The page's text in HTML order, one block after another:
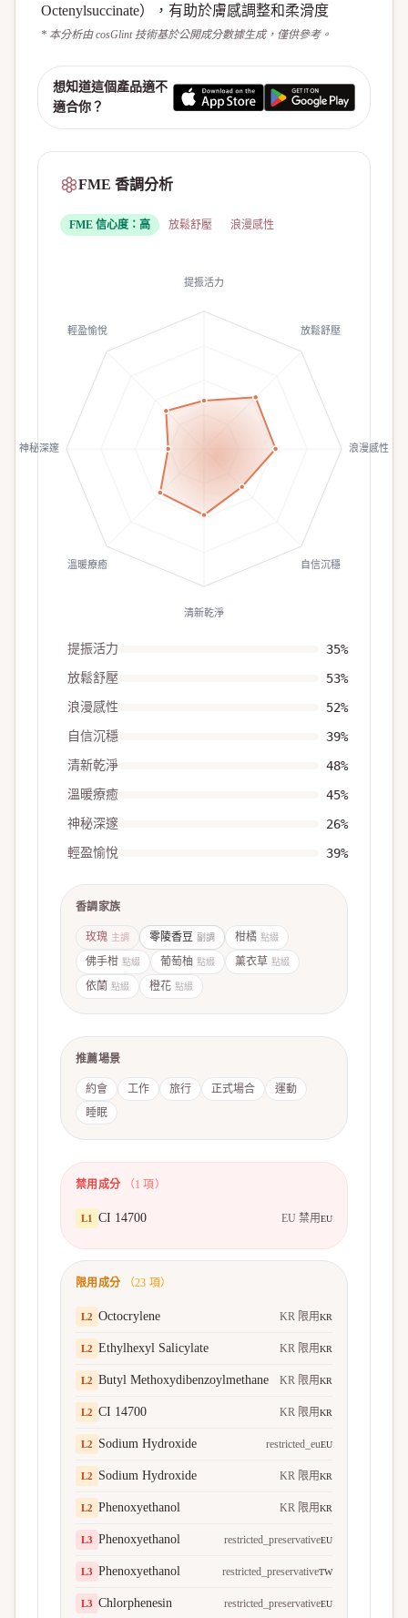
Octenylsuccinate），有助於膚感調整和柔滑度
* 本分析由 cosGlint 技術基於公開成分數據生成，僅供參考。
想知道這個產品適不
適合你？
FME 香調分析
FME 信心度： 高 放鬆舒壓 浪漫感性
提振活力
放鬆舒壓
浪漫感性
自信沉穩
清新乾淨
溫暖療癒
神秘深邃
輕盈愉悅
提振活力 35%
放鬆舒壓 53%
浪漫感性 52%
自信沉穩 39%
清新乾淨 48%
溫暖療癒 45%
神秘深邃 26%
輕盈愉悅 39%
香調家族
玫瑰 主調 零陵香豆 副調 柑橘 點綴
佛手柑 點綴 葡萄柚 點綴 薰衣草 點綴
依蘭 點綴 橙花 點綴
推薦場景
約會 工作 旅行 正式場合
運動
睡眠
禁用成分 （1 項）
L1 CI 14700 EU 禁用EU
限用成分 （23 項）
L2 Octocrylene KR 限用KR
L2 Ethylhexyl Salicylate KR 限用KR
L2 Butyl Methoxydibenzoylmethane KR 限用KR
L2 CI 14700 KR 限用KR
L2 Sodium Hydroxide restricted_euEU
L2 Sodium Hydroxide KR 限用KR
L2 Phenoxyethanol KR 限用KR
L3 Phenoxyethanol restricted_preservativeEU
L3 Phenoxyethanol restricted_preservativeTW
L3 Chlorphenesin restricted_preservativeEU